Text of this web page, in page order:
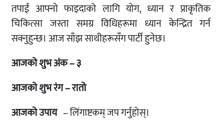
तपाईं आफ्नो फाइदाको लागि योग, ध्यान र प्राकृतिक
चिकित्सा जस्ता समग्र विधिहरूमा ध्यान केन्द्रित गर्न
सक्नुहुन्छ। आज साँझ साथीहरूसँग पार्टी हुनेछ।
आजको शुभ अंक – ३
आजको शुभ रंग – रातो
आजको उपाय – लिंगाष्टकम् जप गर्नुहोस्।